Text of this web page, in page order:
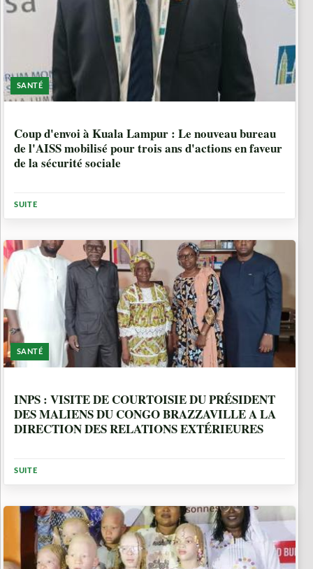
SANTÉ
Coup d'envoi à Kuala Lampur : Le nouveau bureau
de l'AISS mobilisé pour trois ans d'actions en faveur
de la sécurité sociale
SUITE
SANTÉ
INPS : VISITE DE COURTOISIE DU PRÉSIDENT
DES MALIENS DU CONGO BRAZZAVILLE A LA
DIRECTION DES RELATIONS EXTÉRIEURES
SUITE